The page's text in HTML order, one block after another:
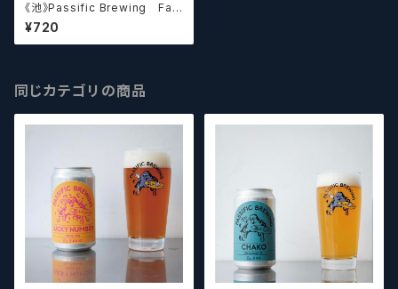
《池》Passific Brewing Fals
e Peak パシフィック ファル
スピーク 【クラフトビール】
¥720
同じカテゴリの商品